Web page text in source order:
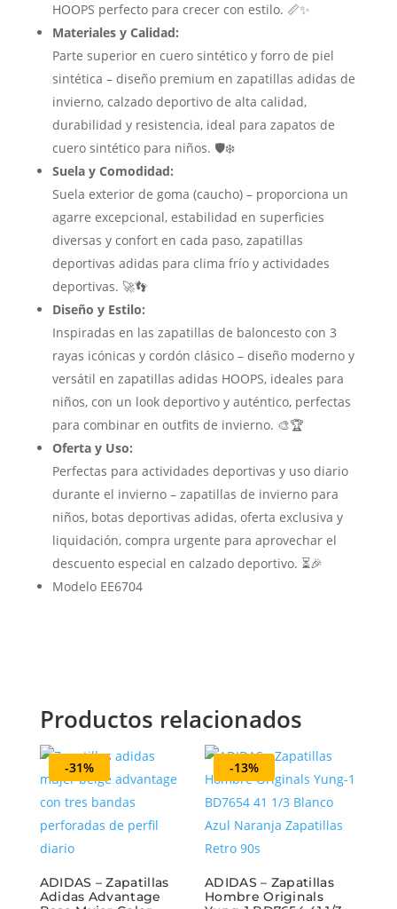
HOOPS perfecto para crecer con estilo. 📏✨
Materiales y Calidad:
Parte superior en cuero sintético y forro de piel
sintética – diseño premium en zapatillas adidas de
invierno, calzado deportivo de alta calidad,
durabilidad y resistencia, ideal para zapatos de
cuero sintético para niños. 🛡️❄️
Suela y Comodidad:
Suela exterior de goma (caucho) – proporciona un
agarre excepcional, estabilidad en superficies
diversas y confort en cada paso, zapatillas
deportivas adidas para clima frío y actividades
deportivas. 🚀👣
Diseño y Estilo:
Inspiradas en las zapatillas de baloncesto con 3
rayas icónicas y cordón clásico – diseño moderno y
versátil en zapatillas adidas HOOPS, ideales para
niños, con un look deportivo y auténtico, perfectas
para combinar en outfits de invierno. 🎨🏆
Oferta y Uso:
Perfectas para actividades deportivas y uso diario
durante el invierno – zapatillas de invierno para
niños, botas deportivas adidas, oferta exclusiva y
liquidación, compra urgente para aprovechar el
descuento especial en calzado deportivo. ⏳🎉
Modelo EE6704
Productos relacionados
-31%
ADIDAS – Zapatillas
Adidas Advantage
-13%
ADIDAS – Zapatillas
Hombre Originals